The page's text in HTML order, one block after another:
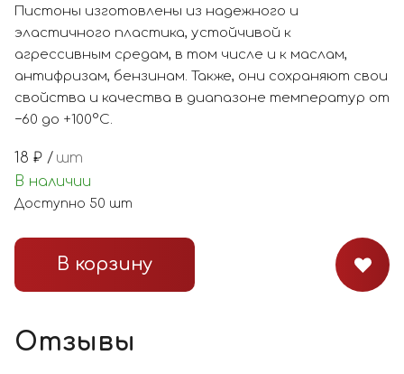
Пистоны изготовлены из надежного и
эластичного пластика, устойчивой к
агрессивным средам, в том числе и к маслам,
антифризам, бензинам. Также, они сохраняют свои
свойства и качества в диапазоне температур от
−60 до +100°С.
18 ₽ / шт
В наличии
Доступно 50 шт
В корзину
Отзывы